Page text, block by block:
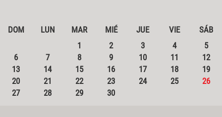
DOM LUN MAR MIÉ JUE VIE
SÁB
1
2 3 4
5
6
7 8 9 10 11
12
13
14 15 16 17 18
19
20
21 22 23 24 25
26
27
28 29 30